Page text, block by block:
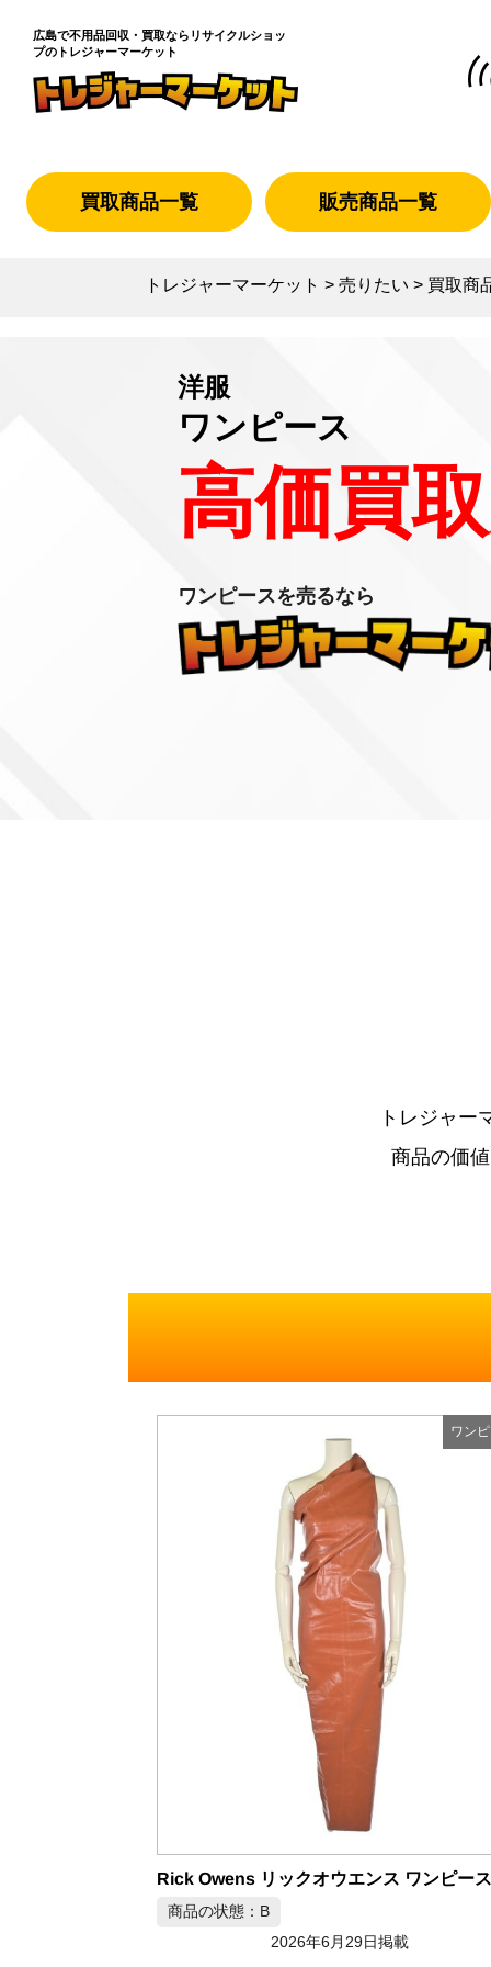
広島で不用品回収・買取なら リサイクルショッ
プのトレジャーマーケット
買取商品一覧 販売商品一覧
トレジャーマーケット > 売りたい > 買取商
洋服
ワンピース
高価買
ワンピースを売るなら
トレジャー
商品の価
ワン
商品の状態：B
2026年6月29日掲載